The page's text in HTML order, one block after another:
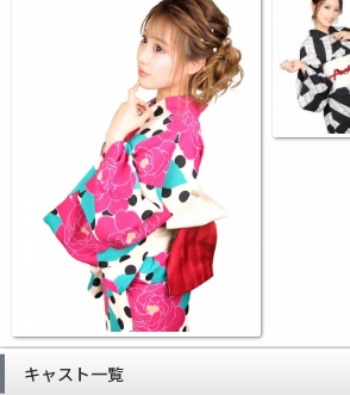
キャスト一覧